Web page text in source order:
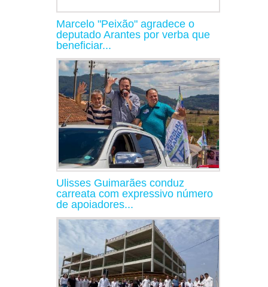
Marcelo "Peixão" agradece o
deputado Arantes por verba que
beneficiar...
Ulisses Guimarães conduz
carreata com expressivo número
de apoiadores...